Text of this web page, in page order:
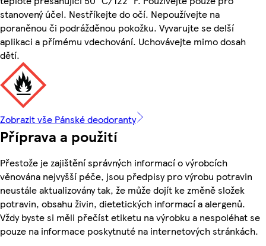
stanovený účel. Nestříkejte do očí. Nepoužívejte na
poraněnou či podrážděnou pokožku. Vyvarujte se delší
aplikaci a přímému vdechování. Uchovávejte mimo dosah
dětí.
Zobrazit vše Pánské deodoranty
Příprava a použití
Přestože je zajištění správných informací o výrobcích
věnována nejvyšší péče, jsou předpisy pro výrobu potravin
neustále aktualizovány tak, že může dojít ke změně složek
potravin, obsahu živin, dietetických informací a alergenů.
Vždy byste si měli přečíst etiketu na výrobku a nespoléhat se
pouze na informace poskytnuté na internetových stránkách.